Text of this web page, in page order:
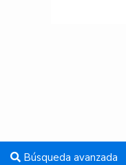
Búsqueda avanzada